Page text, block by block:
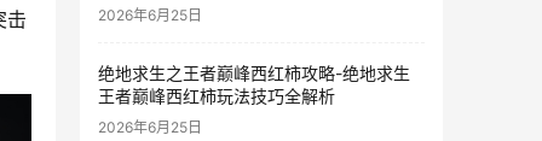
击
2026年6月25日
绝地求生之王者巅峰西红柿攻略-绝地求生
王者巅峰西红柿玩法技巧全解析
2026年6月25日